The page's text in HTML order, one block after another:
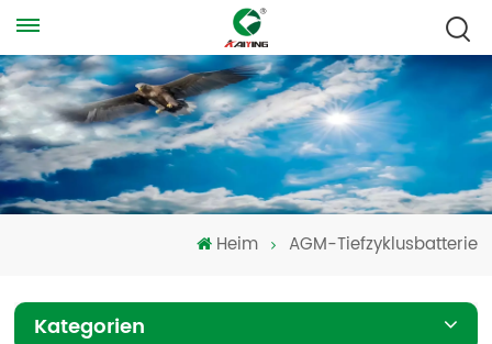
Heim AGM-Tiefzyklusbatterie
Kategorien